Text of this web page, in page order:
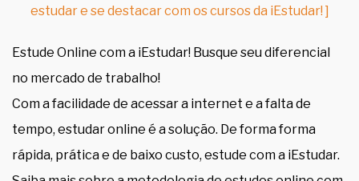
estudar e se destacar com os cursos da iEstudar! ]
Estude Online com a iEstudar! Busque seu diferencial
no mercado de trabalho!
Com a facilidade de acessar a internet e a falta de
tempo, estudar online é a solução. De forma forma
rápida, prática e de baixo custo, estude com a iEstudar.